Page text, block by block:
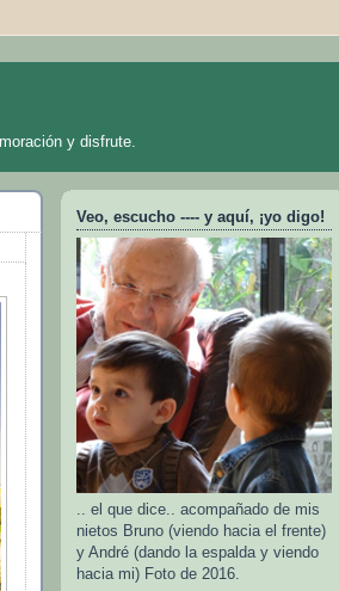
y disfrute.
Veo, escucho ---- y aquí, ¡yo digo!
.. el que dice.. acompañado de mis
nietos Bruno (viendo hacia el frente)
y André (dando la espalda y viendo
hacia mi) Foto de 2016.